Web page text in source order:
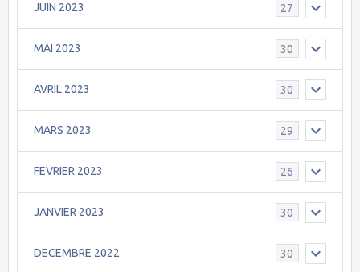
JUIN 2023 27
MAI 2023 30
AVRIL 2023 30
MARS 2023 29
FEVRIER 2023 26
JANVIER 2023 30
DECEMBRE 2022 30